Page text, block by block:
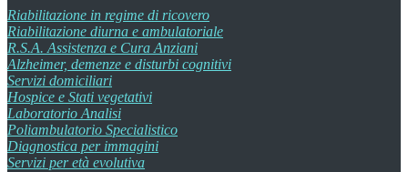
Riabilitazione in regime di ricovero
Riabilitazione diurna e ambulatoriale
R.S.A. Assistenza e Cura Anziani
Alzheimer, demenze e disturbi cognitivi
Servizi domiciliari
Hospice e Stati vegetativi
Laboratorio Analisi
Poliambulatorio Specialistico
Diagnostica per immagini
Servizi per età evolutiva